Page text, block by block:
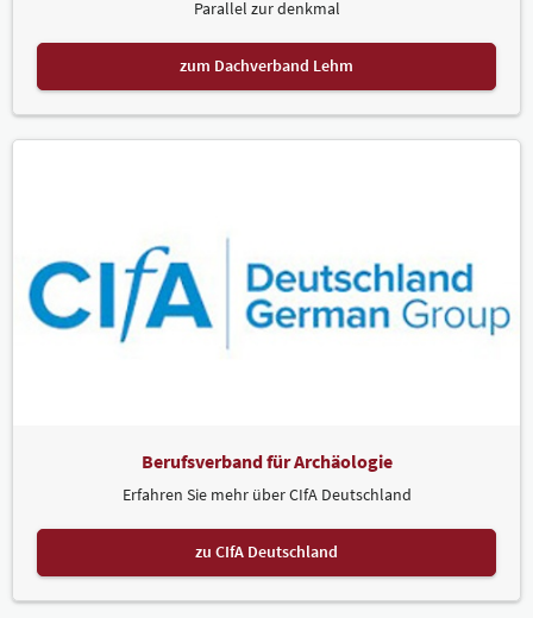
Parallel zur denkmal
zum Dachverband Lehm
Berufsverband für Archäologie
Erfahren Sie mehr über CIfA Deutschland
zu CIfA Deutschland